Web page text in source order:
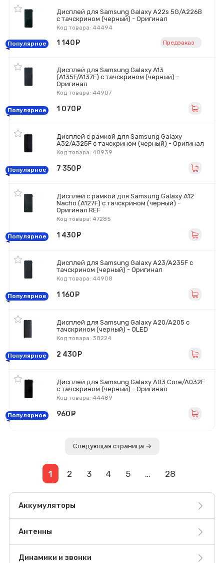
Дисплей для Samsung Galaxy A22s 5G/A226B
с тачскрином (черный) - Оригинал
Код товара: 44494
Популярное 1 140 Предзаказ
Дисплей для Samsung Galaxy A13
(A135F/A137F) с тачскрином (черный) -
Оригинал
Код товара: 44907
Популярное 1 070
Дисплей с рамкой для Samsung Galaxy
A32/A325F с тачскрином (черный) - Оригинал
Код товара: 40939
Популярное 7 350
Дисплей с рамкой для Samsung Galaxy A12
Nacho (A127F) с тачскрином (черный) -
Оригинал REF
Код товара: 47285
Популярное 1 430
Дисплей для Samsung Galaxy A23/A235F с
тачскрином (черный) - Оригинал
Код товара: 44908
Популярное 1 160
Дисплей для Samsung Galaxy A20/A205 с
тачскрином (черный) - OLED
Код товара: 38224
Популярное 2 430
Дисплей для Samsung Galaxy A03 Core/A032F
с тачскрином (черный) - Оригинал
Код товара: 44489
Популярное 960
Следующая страница →
1 2 3 4 5 … 28
Аккумуляторы
Антенны
Динамики и звонки